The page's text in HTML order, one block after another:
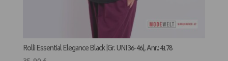
Rolli Essential Elegance Black |Gr. UNI 36-46|, Anr.: 4178